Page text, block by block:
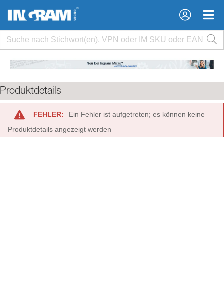
×
×
Produktdetails
FEHLER:
Ein Fehler ist aufgetreten; es können keine
Produktdetails angezeigt werden